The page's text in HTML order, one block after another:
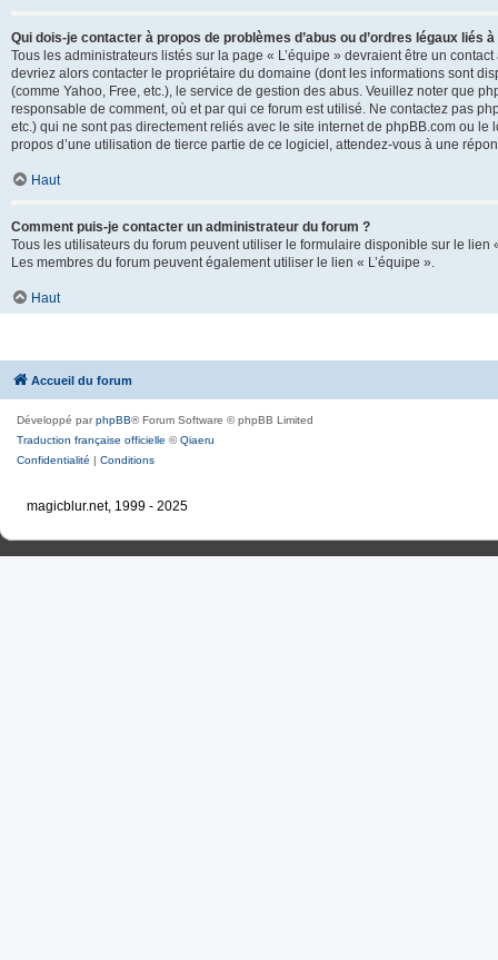
Qui dois-je contacter à propos de problèmes d’abus ou d’ordres légaux liés
Tous les administrateurs listés sur la page « L’équipe » devraient être un
devriez alors contacter le propriétaire du domaine (dont les informations sont
(comme Yahoo, Free, etc.), le service de gestion des abus. Veuillez noter que
responsable de comment, où et par qui ce forum est utilisé. Ne contactez pas
etc.) qui ne sont pas directement reliés avec le site internet de phpBB.com ou
propos d’une utilisation de tierce partie de ce logiciel, attendez-vous à une
Haut
Comment puis-je contacter un administrateur du forum ?
Tous les utilisateurs du forum peuvent utiliser le formulaire disponible sur le
Les membres du forum peuvent également utiliser le lien « L’équipe ».
Haut
Accueil du forum
Développé parphpBB® Forum Software © phpBB Limited
Traduction française officielle ©Qiaeru
Confidentialité | Conditions
magicblur.net, 1999 - 2025